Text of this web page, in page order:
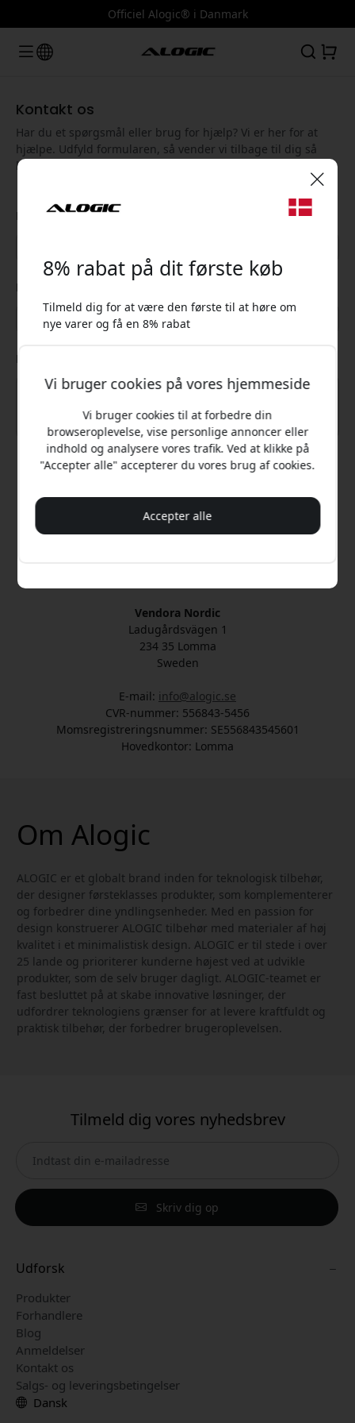
Officiel Alogic® i Danmark
Kontakt os
Har du et spørgsmål eller brug for hjælp? Vi er her for at
hjælpe. Udfyld formularen, så vender vi tilbage til dig så
hurtigt som muligt.
Dit navn
Din e-mail
Din besked
Vendora Nordic
Ladugårdsvägen 1
234 35 Lomma
Sweden
E-mail: info@alogic.se
CVR-nummer: 556843-5456
Momsregistreringsnummer: SE556843545601
Hovedkontor: Lomma
Om Alogic
ALOGIC er et globalt brand inden for teknologisk tilbehør,
der designer førsteklasses produkter, som komplementerer
og forbedrer dine yndlingsenheder. Med en passion for
design konstruerer ALOGIC tilbehør med materialer af høj
kvalitet i et minimalistisk design. ALOGIC er til stede i over
25 lande og prioriterer kunderne højest ved at udvikle
produkter, som de selv bruger dagligt. ALOGIC-teamet er
fast besluttet på at skabe innovative løsninger, der
udfordrer teknologiens grænser for at levere kraftfuldt og
praktisk tilbehør, der forbedrer brugeroplevelsen.
Tilmeld dig vores nyhedsbrev
Skriv dig op
Udforsk
Produkter
Forhandlere
Blog
Anmeldelser
Kontakt os
Salgs- og leveringsbetingelser
Dansk
Vi bruger cookies på vores hjemmeside
Vi bruger cookies til at forbedre din
browseroplevelse, vise personlige annoncer eller
indhold og analysere vores trafik. Ved at klikke på
"Accepter alle" accepterer du vores brug af cookies.
Accepter alle
8% rabat på dit første køb
Tilmeld dig for at være den første til at høre om
nye varer og få en 8% rabat
Ja, jeg ønsker 8% rabat
Vi spammer dig aldrig. Ved at tilmelde dig accepterer du
lejlighedsvise marketingmails, uddannelsesserier og
Nej, jeg vil hellere betale fuld pris.
🎉 Din rabatkode: